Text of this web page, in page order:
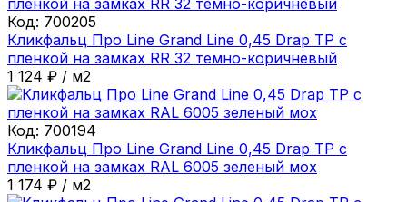
Код: 700205
Кликфальц Про Line Grand Line 0,45 Drap ТР с
пленкой на замках RR 32 темно-коричневый
1 124 ₽ / м2
Код: 700194
Кликфальц Про Line Grand Line 0,45 Drap ТР с
пленкой на замках RAL 6005 зеленый мох
1 174 ₽ / м2